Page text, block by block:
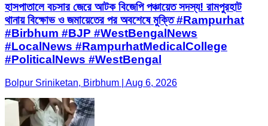
হাসপাতালে বচসার জেরে আটক বিজেপি পঞ্চায়েত সদস্য! রামপুরহাট
থানায় বিক্ষোভ ও জমায়েতের পর অবশেষে মুক্তি #Rampurhat
#Birbhum #BJP #WestBengalNews
#LocalNews #RampurhatMedicalCollege
#PoliticalNews #WestBengal
Bolpur Sriniketan, Birbhum | Aug 6, 2026